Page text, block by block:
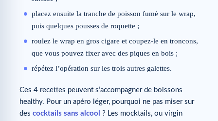
placez ensuite la tranche de poisson fumé sur le wrap,
puis quelques pousses de roquette ;
roulez le wrap en gros cigare et coupez-le en troncons,
que vous pouvez fixer avec des piques en bois ;
répétez l’opération sur les trois autres galettes.
Ces 4 recettes peuvent s’accompagner de boissons
healthy. Pour un apéro léger, pourquoi ne pas miser sur
des cocktails sans alcool ? Les mocktails, ou virgin